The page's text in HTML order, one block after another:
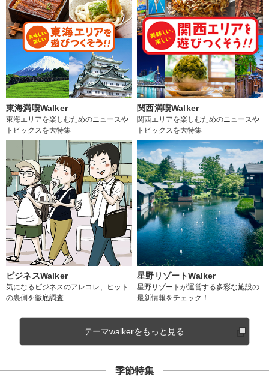
東海満喫Walker
東海エリアを楽しむためのニュースや
トピックスを大特集
関西満喫Walker
関西エリアを楽しむためのニュースや
トピックスを大特集
ビジネスWalker
気になるビジネスのアレコレ、ヒット
の裏側を徹底調査
星野リゾートWalker
星野リゾートが運営する多彩な施設の
最新情報をチェック！
テーマwalkerをもっと見る
季節特集